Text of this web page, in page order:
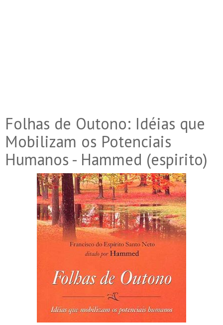
Folhas de Outono: Idéias que
Mobilizam os Potenciais
Humanos - Hammed (espirito)